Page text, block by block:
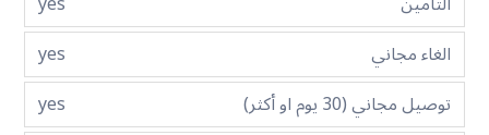
الغاء مجاني
yes
توصيل مجاني (30 يوم او أكثر)
yes